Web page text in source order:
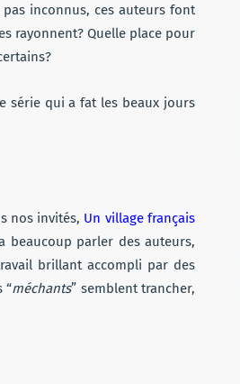
inconnus, ces auteurs font
rayonnent? Quelle place pour
série qui a fat les beaux jours
nos invités, Un village français
beaucoup parler des auteurs,
brillant accompli par des
“méchants” semblent trancher,